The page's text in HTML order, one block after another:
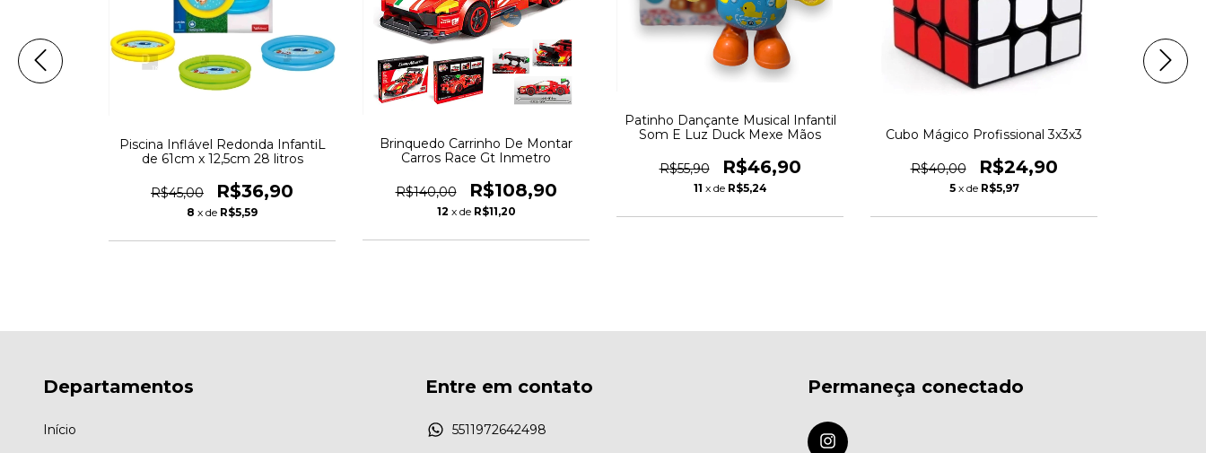
Piscina Inflável Redonda InfantiL
de 61cm x 12,5cm 28 litros
R$45,00 R$36,90
8 x de R$5,59
Brinquedo Carrinho De Montar
Carros Race Gt Inmetro
R$140,00 R$108,90
12 x de R$11,20
Patinho Dançante Musical Infantil
Som E Luz Duck Mexe Mãos
R$55,90 R$46,90
11 x de R$5,24
Cubo Mágico Profissional 3x3x3
R$40,00 R$24,90
5 x de R$5,97
Departamentos
Início
Entre em contato
5511972642498
Permaneça conectado